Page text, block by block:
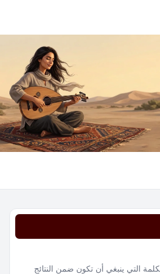
التي ينبغي أن تكون ضمن النتائج